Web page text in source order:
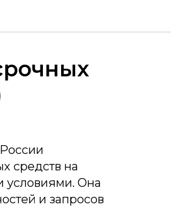
средств на
условиями. Она
и запросов